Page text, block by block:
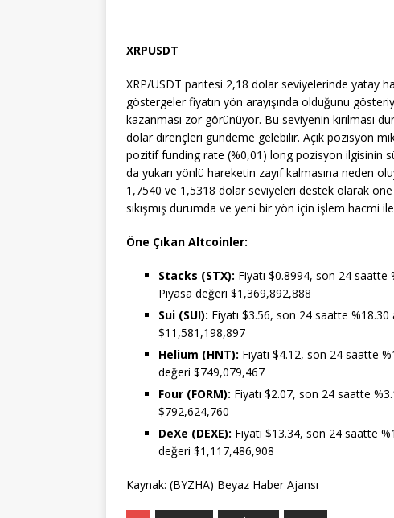
XRPUSDT
XRP/USDT paritesi 2,18 dolar seviyelerinde yatay
göstergeler fiyatın yön arayışında olduğunu
kazanması zor görünüyor. Bu seviyenin kırılması
dolar dirençleri gündeme gelebilir. Açık pozisyon
pozitif funding rate (%0,01) long pozisyon ilgisinin
da yukarı yönlü hareketin zayıf kalmasına neden
1,7540 ve 1,5318 dolar seviyeleri destek olarak öne
sıkışmış durumda ve yeni bir yön için işlem hacmi
Öne Çıkan Altcoinler:
Stacks (STX): Fiyatı $0.8994, son 24 saatte
Piyasa değeri $1,369,892,888
Sui (SUI): Fiyatı $3.56, son 24 saatte
$11,581,198,897
Helium (HNT): Fiyatı $4.12, son 24 saatte
değeri $749,079,467
Four (FORM): Fiyatı $2.07, son 24 saatte
$792,624,760
DeXe (DEXE): Fiyatı $13.34, son 24 saatte
değeri $1,117,486,908
Kaynak: (BYZHA) Beyaz Haber Ajansı